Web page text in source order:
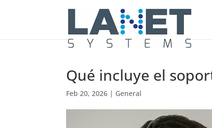
Qué incluye el
Feb 20, 2026 | General